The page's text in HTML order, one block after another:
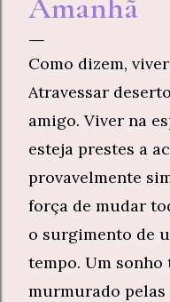
Como dizem,
Atravessar
amigo. Viver na
esteja prestes a
provavelmente
força de mudar
o surgimento de
tempo. Um
murmurado pelas